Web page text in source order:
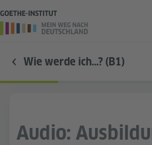
Wie werde ich…? (B1)
Audio: